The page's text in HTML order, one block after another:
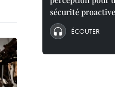
sécurité proactive
ÉCOUTER